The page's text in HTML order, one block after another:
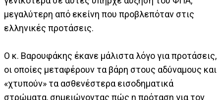
μεγαλύτερη από εκείνη που προβλεπόταν στις
ελληνικές προτάσεις.
Ο κ. Βαρουφάκης έκανε μάλιστα λόγο για προτάσεις,
οι οποίες μεταφέρουν τα βάρη στους αδύναμους και
«χτυπούν» τα ασθενέστερα εισοδηματικά
στρώματα, σημειώνοντας πώς η πρόταση για τον